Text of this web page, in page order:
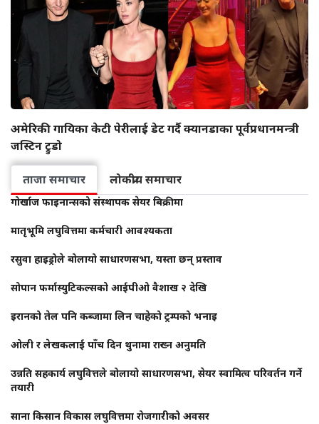
अमेरिकी गायिका केटी पेरीलाई डेट गर्दै क्यानडाका पूर्वप्रधानमन्त्री
जस्टिन ट्रुडो
ताजा समाचार लोकप्रीय समाचार
गोर्खाज फाइनान्सको संस्थापक सेयर बिक्रीमा
मातृभूमि लघुवित्तमा कर्मचारी आवश्यकता
रसुवा हाइड्रोले बोलायो साधारणसभा, यस्ता छन् प्रस्ताव
सोपान फर्मास्युटिकल्सको आईपीओ वैशाख २ देखि
इरानको तेल पनि कब्जामा लिन चाहेको ट्रम्पको भनाइ
ओली र लेखकलाई पाँच दिन थुनामा राख्न अनुमति
उन्नति सहकार्य लघुवित्तले बोलायो साधारणसभा, सेयर स्वामित्व परिवर्तन गर्ने
तयारी
साना किसान विकास लघुवित्तमा रोजगारीको अवसर